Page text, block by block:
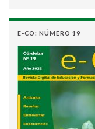
E-CO: NÚMERO 19